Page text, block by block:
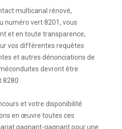
multicanal rénové,
numéro vert 8201, vous
et en toute transparence,
vos différentes requêtes
et autres dénonciations de
devront être
8280.
et votre disponibilité
en œuvre toutes ces
gagnant-gagnant pour une